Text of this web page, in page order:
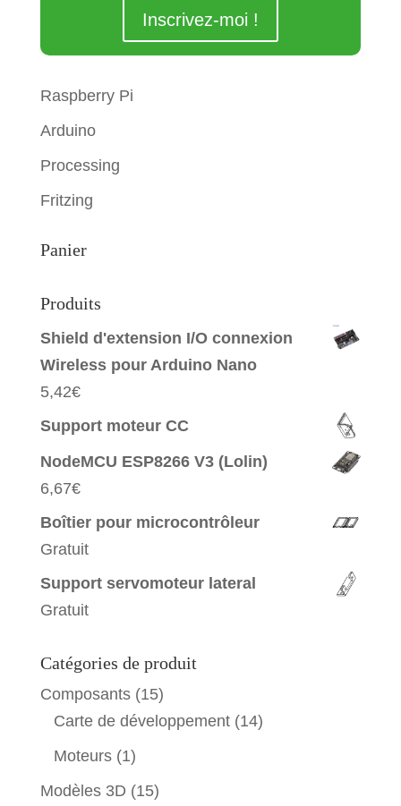
Raspberry Pi
Arduino
Processing
Fritzing
Panier
Produits
Shield d'extension I/O connexion
Wireless pour Arduino Nano
5,42€
Support moteur CC
NodeMCU ESP8266 V3 (Lolin)
6,67€
Boîtier pour microcontrôleur
Gratuit
Support servomoteur lateral
Gratuit
Catégories de produit
Composants (15)
Carte de développement (14)
Moteurs (1)
Modèles 3D (15)